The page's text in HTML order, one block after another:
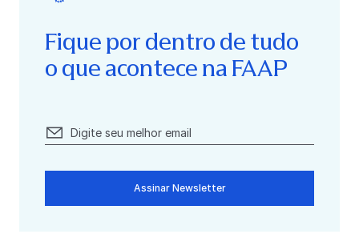
Fique por dentro de tudo
o que acontece na FAAP
Assinar Newsletter